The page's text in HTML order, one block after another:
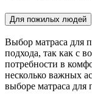
Для пожилых людей
Выбор матраса для
подхода, так как с
потребности в
несколько важных
выборе матраса